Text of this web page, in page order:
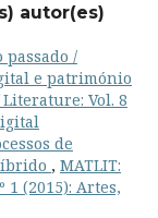
autor(es)
passado /
e património
Vol. 8
de
, MATLIT:
(2015): Artes,